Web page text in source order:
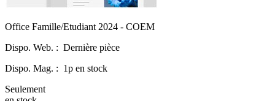
Office Famille/Etudiant 2024 - COEM
Dispo. Web. : Dernière pièce
Dispo. Mag. : 1p en stock
Seulement